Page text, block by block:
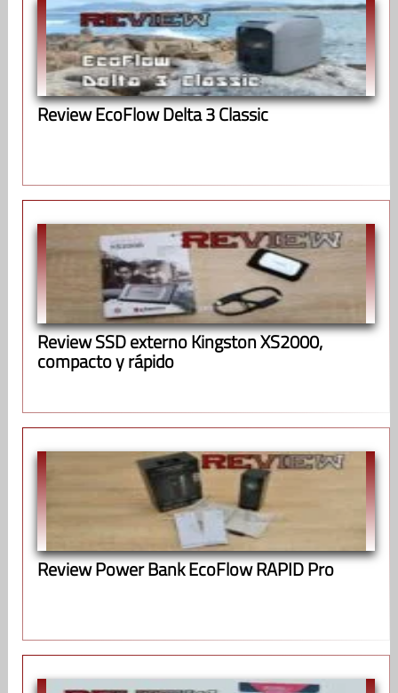
Review EcoFlow Delta 3 Classic
Review SSD externo Kingston XS2000,
compacto y rápido
Review Power Bank EcoFlow RAPID Pro